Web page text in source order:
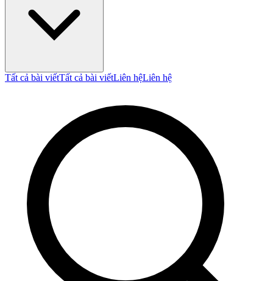
Tất cả bài viếtTất cả bài viếtLiên hệLiên hệ